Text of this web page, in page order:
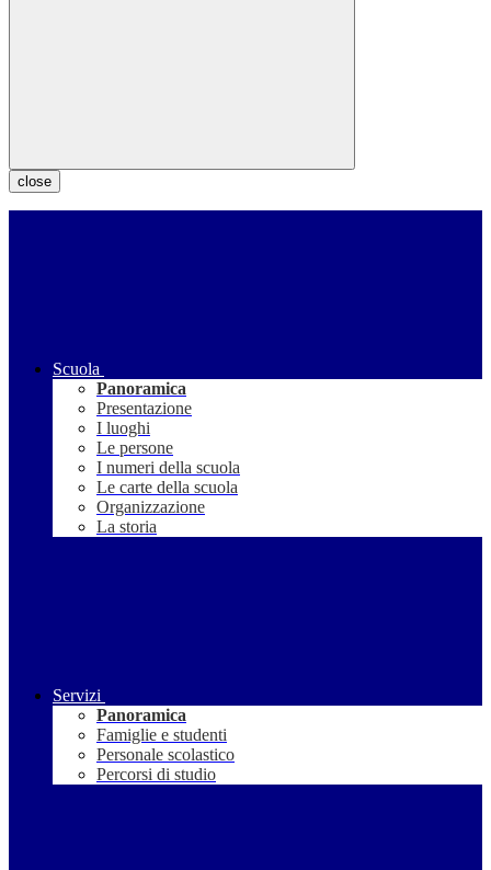
close
Scuola
Panoramica
Presentazione
I luoghi
Le persone
I numeri della scuola
Le carte della scuola
Organizzazione
La storia
Servizi
Panoramica
Famiglie e studenti
Personale scolastico
Percorsi di studio